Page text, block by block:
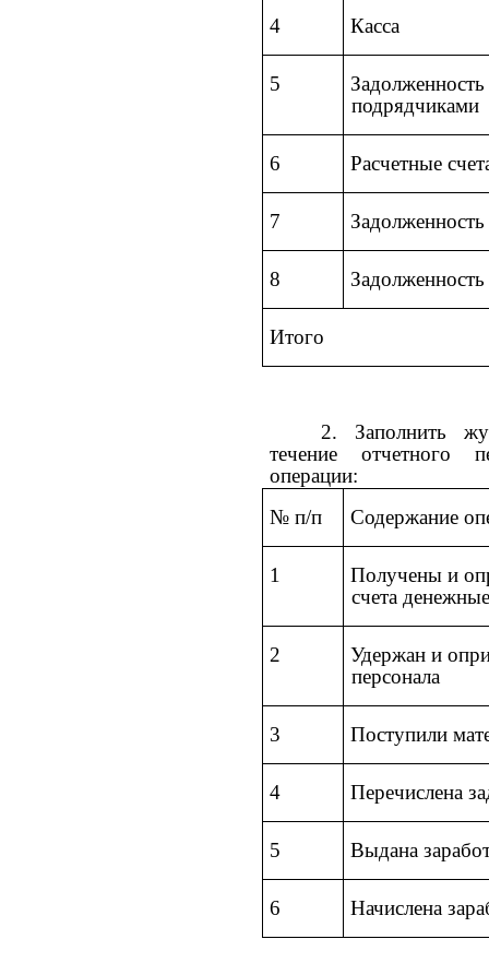
4 Касса
5
подрядчиками
6 Расчетные
7
8
Итого
2. Заполнить
течение отчетного
операции:
№ п/п
Содержание
1
Получены и
счета
2
Удержан и
персонала
3 Поступили
4 Перечислена
5 Выдана
6 Начислена